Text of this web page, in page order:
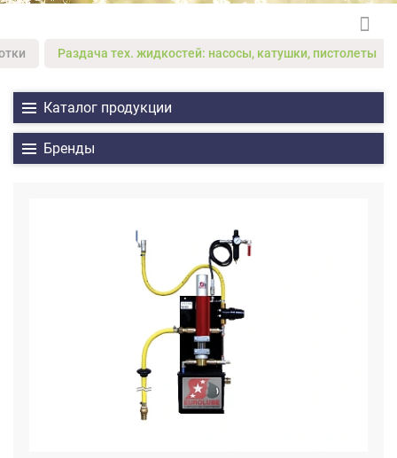
Раздача тех. жидкостей: насосы, катушки, пистолеты
Каталог продукции
Бренды